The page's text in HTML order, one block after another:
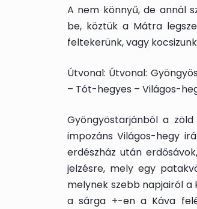
A nem könnyű, de annál
be, köztük a Mátra
feltekerünk, vagy
Útvonal: Útvonal:
– Tót-hegyes – Világos-
Gyöngyöstarjánból a
impozáns Világos-hegy
erdészház után
jelzésre, mely egy
melynek szebb napjairól a
a sárga +-en a Káva